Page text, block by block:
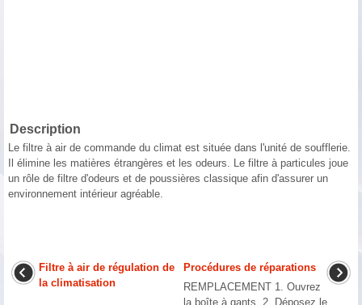
Description
Le filtre à air de commande du climat est située dans l'unité de soufflerie.
Il élimine les matières étrangères et les odeurs. Le filtre à particules joue
un rôle de filtre d'odeurs et de poussières classique afin d'assurer un
environnement intérieur agréable.
Filtre à air de régulation de
la climatisation
Procédures de réparations
REMPLACEMENT 1. Ouvrez
la boîte à gants. 2. Déposez le